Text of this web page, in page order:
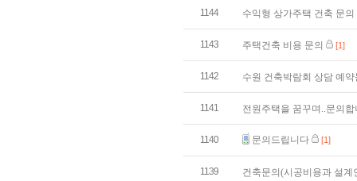
1144 수익형 상가주택 건축 문의
1143 주택건축 비용 문의 [1]
1142 수원 건축박람회 상담 예약
1141 전원주택을 꿈꾸며..문의합
1140 문의드립니다 [1]
1139 건축문의(시공비용과 설계